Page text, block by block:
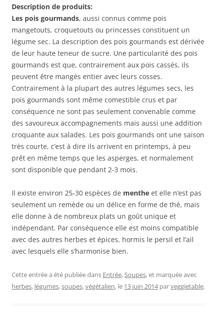
Description de produits:
Les pois gourmands, aussi connus comme pois
mangetouts, croquetouts ou princesses constituent un
légume sec. La description des pois gourmands est dérivée
de leur haute teneur de sucre. Une particularité des pois
gourmands est que, contrairement aux pois cassés, ils
peuvent être mangés entier avec leurs cosses.
Contrairement à la plupart des autres légumes secs, les
pois gourmands sont même comestible crus et par
conséquence ne sont pas seulement convenable comme
des savoureux accompagnements mais aussi une addition
croquante aux salades. Les pois gourmands ont une saison
très courte, c’est à dire ils arrivent en printemps, à peu
prêt en même temps que les asperges, et normalement
sont disponible que pendant 2-3 mois.
Il existe environ 25-30 espèces de menthe et elle n’est pas
seulement un remède ou un délice en forme de thé, mais
elle donne à de nombreux plats un goût unique et
indépendant. Par conséquence elle est moins compatible
avec des autres herbes et épices, hormis le persil et l’ail
avec lesquels elle s’harmonise bien.
Cette entrée a été publiée dans Entrée,Soupes, et marquée avec
herbes, légumes,soupes,végétalien, le 13 juin 2014 parveggietable.